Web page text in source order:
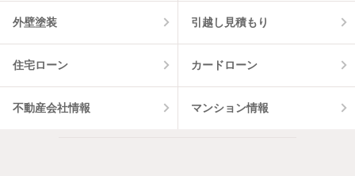
外壁塗装 引越し見積もり
住宅ローン カードローン
不動産会社情報 マンション情報